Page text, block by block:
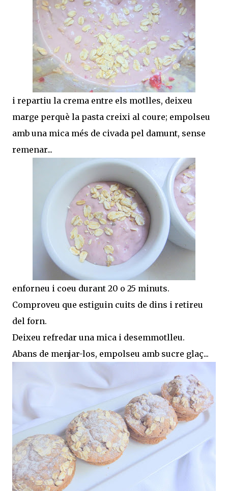
i repartiu la crema entre els motlles, deixeu
marge perquè la pasta creixi al coure; empolseu
amb una mica més de civada pel damunt, sense
remenar...
enforneu i coeu durant 20 o 25 minuts.
Comproveu que estiguin cuits de dins i retireu
del forn.
Deixeu refredar una mica i desemmotlleu.
Abans de menjar-los, empolseu amb sucre glaç...